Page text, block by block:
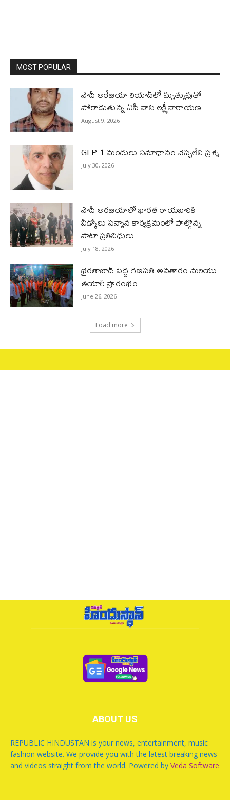
MOST POPULAR
సౌదీ అరేబియా రియాద్‌లో మృత్యువుతో
పోరాడుతున్న ఏపీ వాసి లక్ష్మీనారాయణ
August 9, 2026
GLP-1 మందులు సమాధానం చెప్పలేని ప్రశ్న
July 30, 2026
సౌదీ అరబియాలో భారత రాయబారికి
వీడ్కోలు సన్మాన కార్యక్రమంలో పాల్గొన్న
సాటా ప్రతినిధులు
July 18, 2026
ఖైరతాబాద్ పెద్ద గణపతి అవతారం మరియు
తయారీ ప్రారంభం
June 26, 2026
Load more
ABOUT US
REPUBLIC HINDUSTAN is your news, entertainment, music
fashion website. We provide you with the latest breaking news
and videos straight from the world. Powered by Veda Software